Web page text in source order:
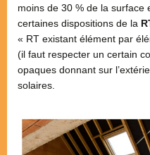
moins de 30 % de la surface
certaines dispositions de la
« RT existant élément par
(il faut respecter un certain
opaques donnant sur
solaires.